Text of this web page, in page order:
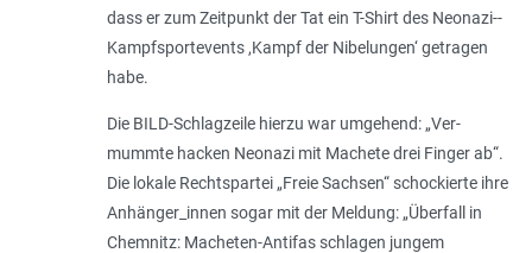
dass er zum Zeitpunkt der Tat ein T-Shirt des Neonazi-­
Kampfsportevents ,Kampf der Nibelungen‘ getragen
habe.
Die BILD-­Schlagzeile hierzu war umgehend: „Ver­
mummte hacken Neonazi mit Machete drei Finger ab“.
Die lokale Rechtspartei „Freie Sachsen“ schockierte ihre
Anhänger_innen sogar mit der Meldung: „Überfall in
Chemnitz: Macheten-Antifas schlagen jungem